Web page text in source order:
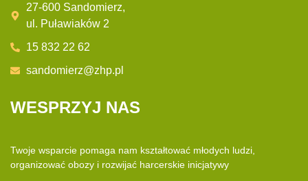
27-600 Sandomierz,
ul. Puławiaków 2
15 832 22 62
sandomierz@zhp.pl
WESPRZYJ NAS
Twoje wsparcie pomaga nam kształtować młodych ludzi,
organizować obozy i rozwijać harcerskie inicjatywy